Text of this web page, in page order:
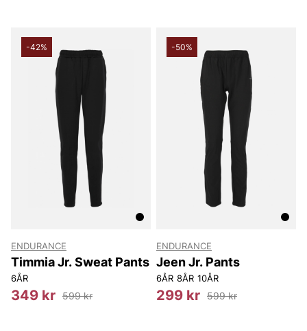
-42%
ENDURANCE
Timmia Jr. Sweat Pants
6ÅR
349 kr 599 kr
-50%
ENDURANCE
Jeen Jr. Pants
6ÅR 8ÅR 10ÅR
299 kr 599 kr